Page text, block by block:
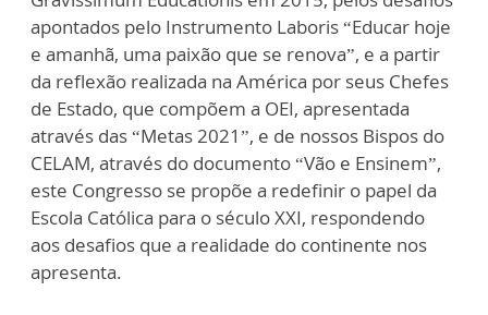
apontados pelo Instrumento Laboris “Educar hoje
e amanhã, uma paixão que se renova”, e a partir
da reflexão realizada na América por seus Chefes
de Estado, que compõem a OEI, apresentada
através das “Metas 2021”, e de nossos Bispos do
CELAM, através do documento “Vão e Ensinem”,
este Congresso se propõe a redefinir o papel da
Escola Católica para o século XXI, respondendo
aos desafios que a realidade do continente nos
apresenta.